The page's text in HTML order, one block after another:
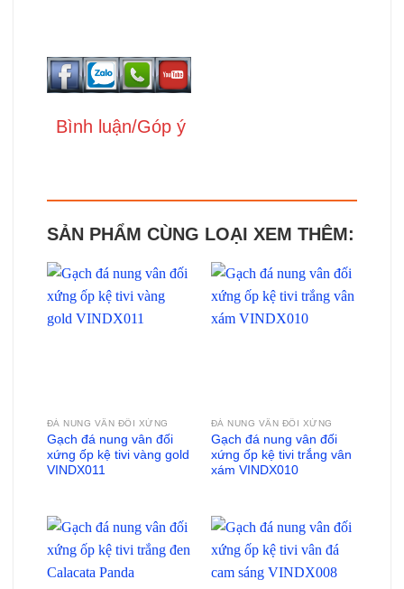
Bình luận/Góp ý
SẢN PHẨM CÙNG LOẠI XEM THÊM:
ĐÁ NUNG VÂN ĐỐI XỨNG
Gạch đá nung vân đối
xứng ốp kệ tivi vàng gold
VINDX011
ĐÁ NUNG VÂN ĐỐI XỨNG
Gạch đá nung vân đối
xứng ốp kệ tivi trắng vân
xám VINDX010